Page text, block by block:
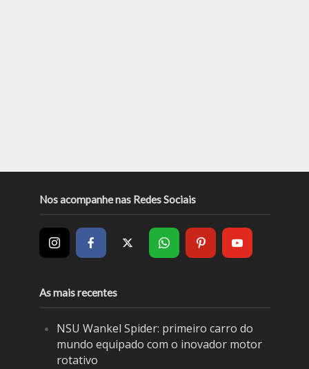
Nos acompanhe nas Redes Sociais
As mais recentes
NSU Wankel Spider: primeiro carro do
mundo equipado com o inovador motor
rotativo